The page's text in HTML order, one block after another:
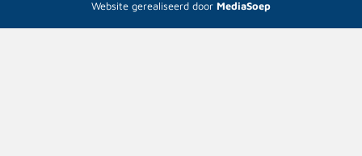
Website gerealiseerd door MediaSoep